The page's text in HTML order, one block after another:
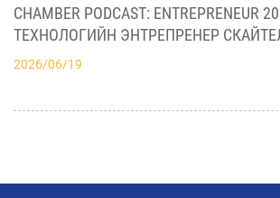
СУРГУУЛИЙН МОНГОЛ
БАЙГУУЛЛАГАТАЙ
ЭХЛҮҮЛНЭ
2026/07/06
БИЗНЕСИЙН ХАМТЫН
АЖ ҮЙЛДВЭРИЙН
CHAMBER PODCAST:
ТЕХНОЛОГИЙН ЭНТРЕПРЕНЕР
2026/06/19